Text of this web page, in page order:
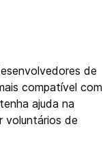
de
compatível com
ajuda na
voluntários de